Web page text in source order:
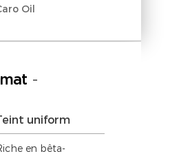
Oil
-
uniform
en bêta-